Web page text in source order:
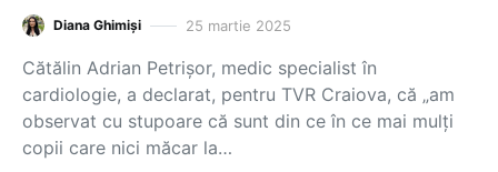
Diana Ghimiși 25 martie 2025
Cătălin Adrian Petrișor, medic specialist în
cardiologie, a declarat, pentru TVR Craiova, că „am
observat cu stupoare că sunt din ce în ce mai mulți
copii care nici măcar la…